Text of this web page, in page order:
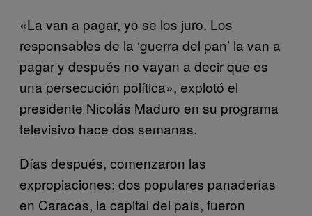
«La van a pagar, yo se los juro. Los
responsables de la ‘guerra del pan’ la van a
pagar y después no vayan a decir que es
una persecución política», explotó el
presidente Nicolás Maduro en su programa
televisivo hace dos semanas.
Días después, comenzaron las
expropiaciones: dos populares panaderías
en Caracas, la capital del país, fueron